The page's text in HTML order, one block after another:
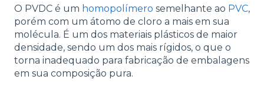
O PVDC é um homopolímero semelhante ao PVC,
porém com um átomo de cloro a mais em sua
molécula. É um dos materiais plásticos de maior
densidade, sendo um dos mais rígidos, o que o
torna inadequado para fabricação de embalagens
em sua composição pura.